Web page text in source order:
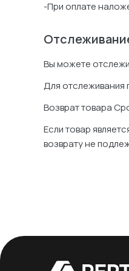
-При оплате
Вы можете
Для
Возврат товара
Если товар
возврату не